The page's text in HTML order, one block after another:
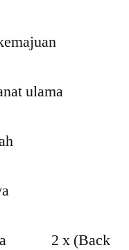
ulama
jaya 2 x (Back